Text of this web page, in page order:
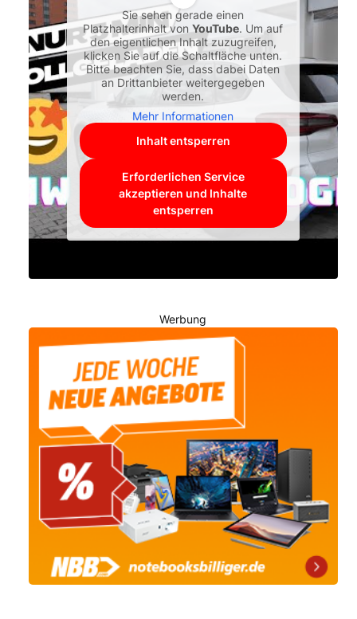
Sie sehen gerade einen
Platzhalterinhalt vonYouTube. Um auf
den eigentlichen Inhalt zuzugreifen,
klicken Sie auf die Schaltfläche unten.
Bitte beachten Sie, dass dabei Daten
an Drittanbieter weitergegeben
werden.
Mehr Informationen
Inhalt entsperren
Erforderlichen Service
akzeptieren und Inhalte
entsperren
Werbung